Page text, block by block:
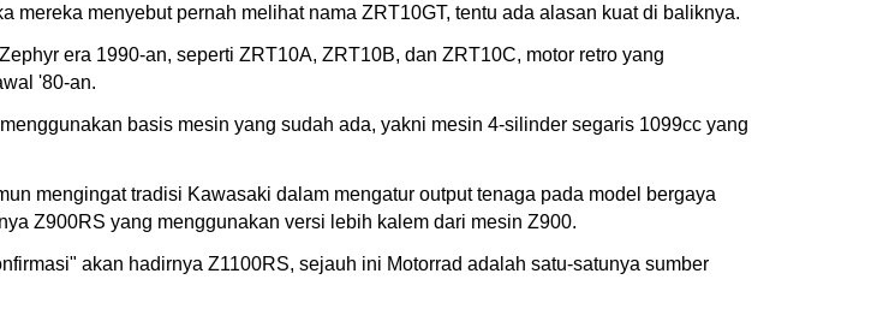
mereka menyebut pernah melihat nama ZRT10GT, tentu ada alasan kuat di baliknya.
era 1990-an, seperti ZRT10A, ZRT10B, dan ZRT10C, motor retro yang
'80-an.
basis mesin yang sudah ada, yakni mesin 4-silinder segaris 1099cc yang
mengingat tradisi Kawasaki dalam mengatur output tenaga pada model bergaya
Z900RS yang menggunakan versi lebih kalem dari mesin Z900.
akan hadirnya Z1100RS, sejauh ini Motorrad adalah satu-satunya sumber